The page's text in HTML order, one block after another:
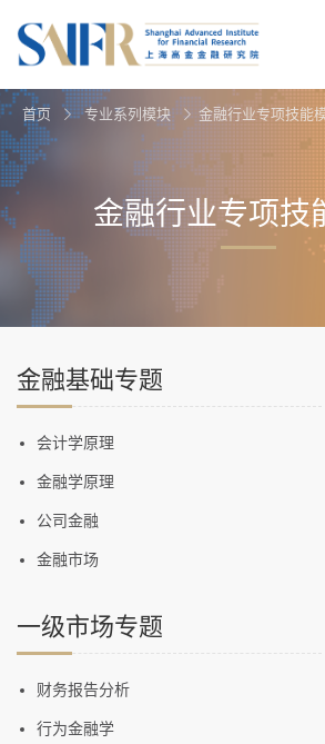
首页 专业系列模块 金融行业专项技能
金融行业专项技
金融基础专题
会计学原理
金融学原理
公司金融
金融市场
一级市场专题
财务报告分析
行为金融学